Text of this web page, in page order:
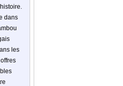
dans
les